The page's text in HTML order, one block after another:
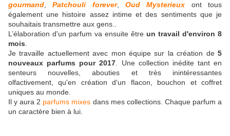
gourmand ,Patchouli forever,Oud Mysterieux ont tous
également une histoire assez intime et des sentiments que je
souhaitais transmettre aux gens..
L’élaboration d'un parfum va ensuite être un travail d'environ 8
mois
Je travaille actuellement avec mon équipe sur la création de 5
nouveaux parfums pour 2017 . Une collection inédite tant en
senteurs nouvelles, abouties et très inintéressantes
olfactivement, qu'en création d'un flacon, bouchon et coffret
uniques au monde.
Il y aura 2 parfums mixes dans mes collections. Chaque parfum a
un caractère bien à lui.